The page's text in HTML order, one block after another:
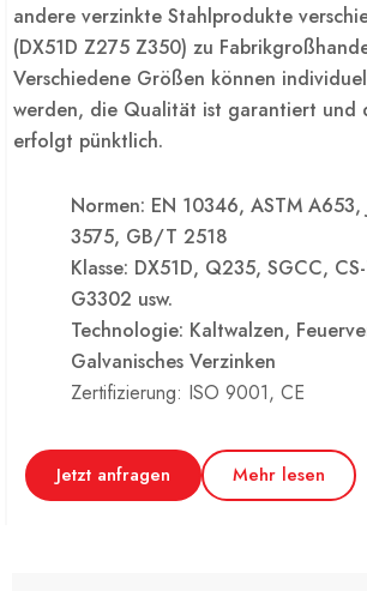
andere verzinkte Stahlprodukte
(DX51D Z275 Z350) zu
Verschiedene Größen können
werden, die Qualität ist garantiert und
erfolgt pünktlich.
Normen: EN 10346, ASTM A653,
3575, GB/T 2518
Klasse: DX51D, Q235, SGCC,
G3302 usw.
Technologie: Kaltwalzen,
Galvanisches Verzinken
Zertifizierung: ISO 9001, CE
Jetzt anfragen Mehr lesen